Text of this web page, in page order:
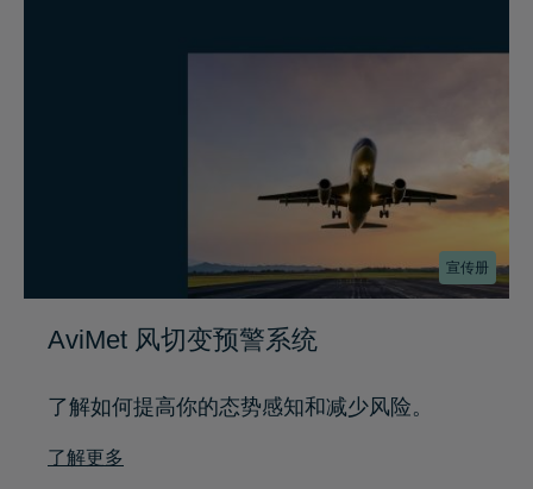
宣传册
AviMet 风切变预警系统
了解如何提高你的态势感知和减少风险。
了解更多